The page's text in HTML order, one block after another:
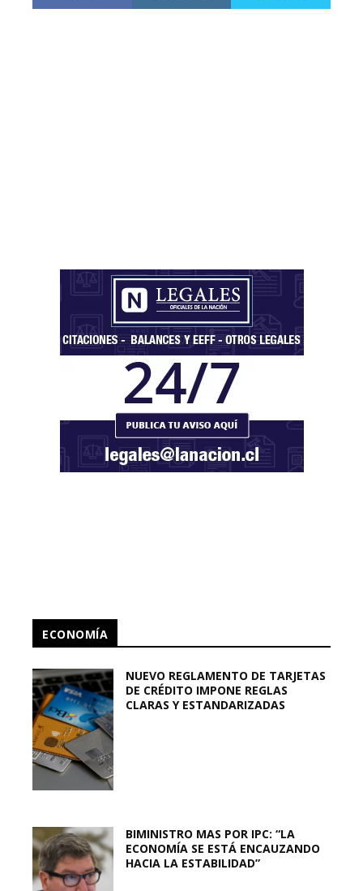
ECONOMÍA
NUEVO REGLAMENTO DE TARJETAS
DE CRÉDITO IMPONE REGLAS
CLARAS Y ESTANDARIZADAS
BIMINISTRO MAS POR IPC: “LA
ECONOMÍA SE ESTÁ ENCAUZANDO
HACIA LA ESTABILIDAD”